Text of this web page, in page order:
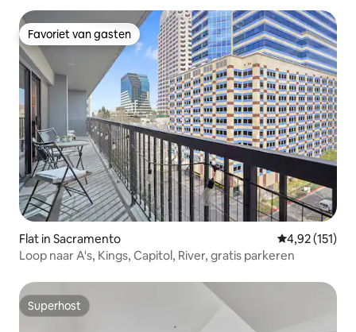
Favoriet van gasten
Favoriet van gasten
Flat in Sacramento Gemiddelde
4,92 (151)
Loop naar A's, Kings, Capitol, River, gratis parkeren
Superhost
Superhost